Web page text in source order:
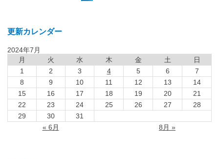
更新カレンダー
2024年7月
月
火 水 木 金 土 日
« 6月 8月 »
1 2 3 4 5 6
7
8
9 10 11 12 13
14
15
16 17 18 19 20
21
22
23 24 25 26 27
28
29
30 31